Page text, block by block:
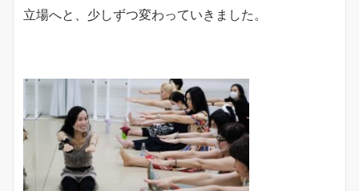
立場へと、少しずつ変わっていきました。